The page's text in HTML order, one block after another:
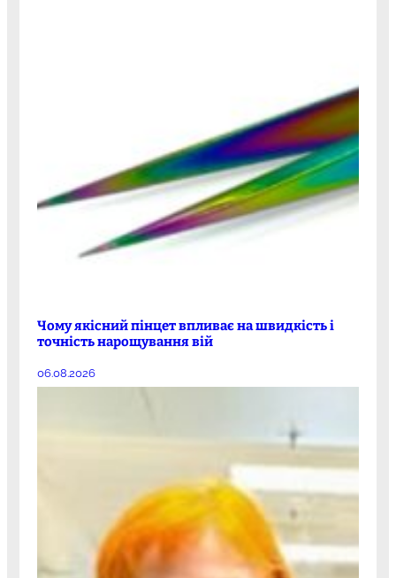
Чому якісний пінцет впливає на швидкість і
точність нарощування вій
06.08.2026